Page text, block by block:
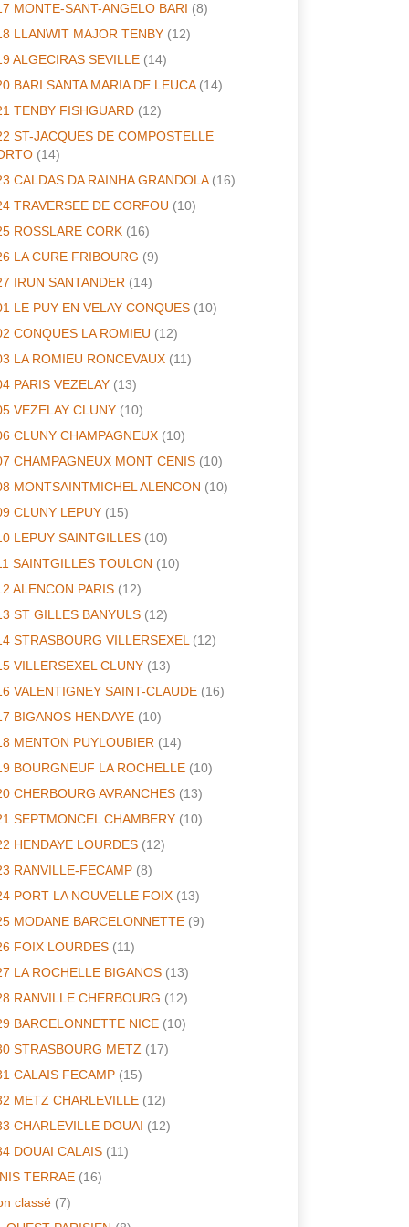
MONTE-SANT-ANGELO BARI (8)
LLANWIT MAJOR TENBY (12)
ALGECIRAS SEVILLE (14)
BARI SANTA MARIA DE LEUCA(14)
TENBY FISHGUARD (12)
ST-JACQUES DE COMPOSTELLE
(14)
CALDAS DA RAINHA GRANDOLA(16)
TRAVERSEE DE CORFOU (10)
ROSSLARE CORK (16)
LA CURE FRIBOURG (9)
IRUN SANTANDER (14)
LE PUY EN VELAY CONQUES (10)
CONQUES LA ROMIEU (12)
LA ROMIEU RONCEVAUX (11)
PARIS VEZELAY (13)
VEZELAY CLUNY (10)
CLUNY CHAMPAGNEUX (10)
CHAMPAGNEUX MONT CENIS (10)
MONTSAINTMICHEL ALENCON (10)
CLUNY LEPUY (15)
LEPUY SAINTGILLES (10)
SAINTGILLES TOULON (10)
ALENCON PARIS (12)
ST GILLES BANYULS (12)
STRASBOURG VILLERSEXEL (12)
VILLERSEXEL CLUNY (13)
VALENTIGNEY SAINT-CLAUDE (16)
BIGANOS HENDAYE (10)
MENTON PUYLOUBIER (14)
BOURGNEUF LA ROCHELLE (10)
CHERBOURG AVRANCHES (13)
SEPTMONCEL CHAMBERY (10)
HENDAYE LOURDES (12)
RANVILLE-FECAMP (8)
PORT LA NOUVELLE FOIX (13)
MODANE BARCELONNETTE (9)
FOIX LOURDES (11)
LA ROCHELLE BIGANOS (13)
RANVILLE CHERBOURG (12)
BARCELONNETTE NICE (10)
STRASBOURG METZ (17)
CALAIS FECAMP (15)
METZ CHARLEVILLE (12)
CHARLEVILLE DOUAI (12)
DOUAI CALAIS (11)
TERRAE (16)
classé (7)